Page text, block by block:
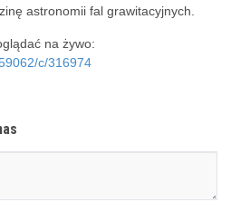
astronomii fal grawitacyjnych.
na żywo:
c/316974